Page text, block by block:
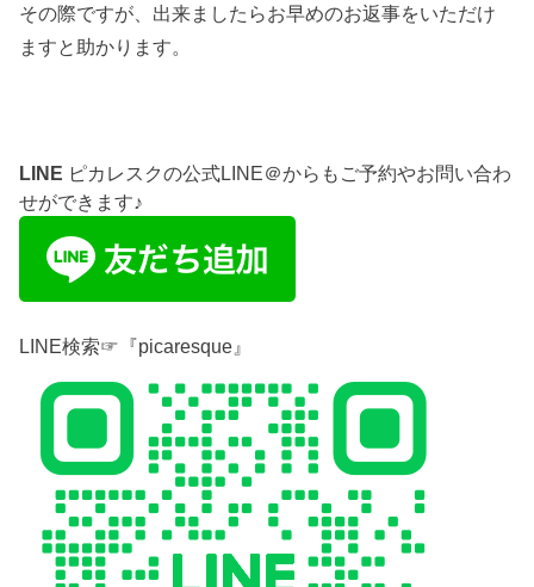
その際ですが、出来ましたらお早めのお返事をいただけ
ますと助かります。
LINE ピカレスクの公式LINE＠からもご予約やお問い合わ
せができます♪
LINE検索☞『picaresque』